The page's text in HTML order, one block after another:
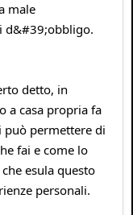
male
d&#39;obbligo.
detto, in
a casa propria fa
può permettere di
fai e come lo
esula questo
personali.